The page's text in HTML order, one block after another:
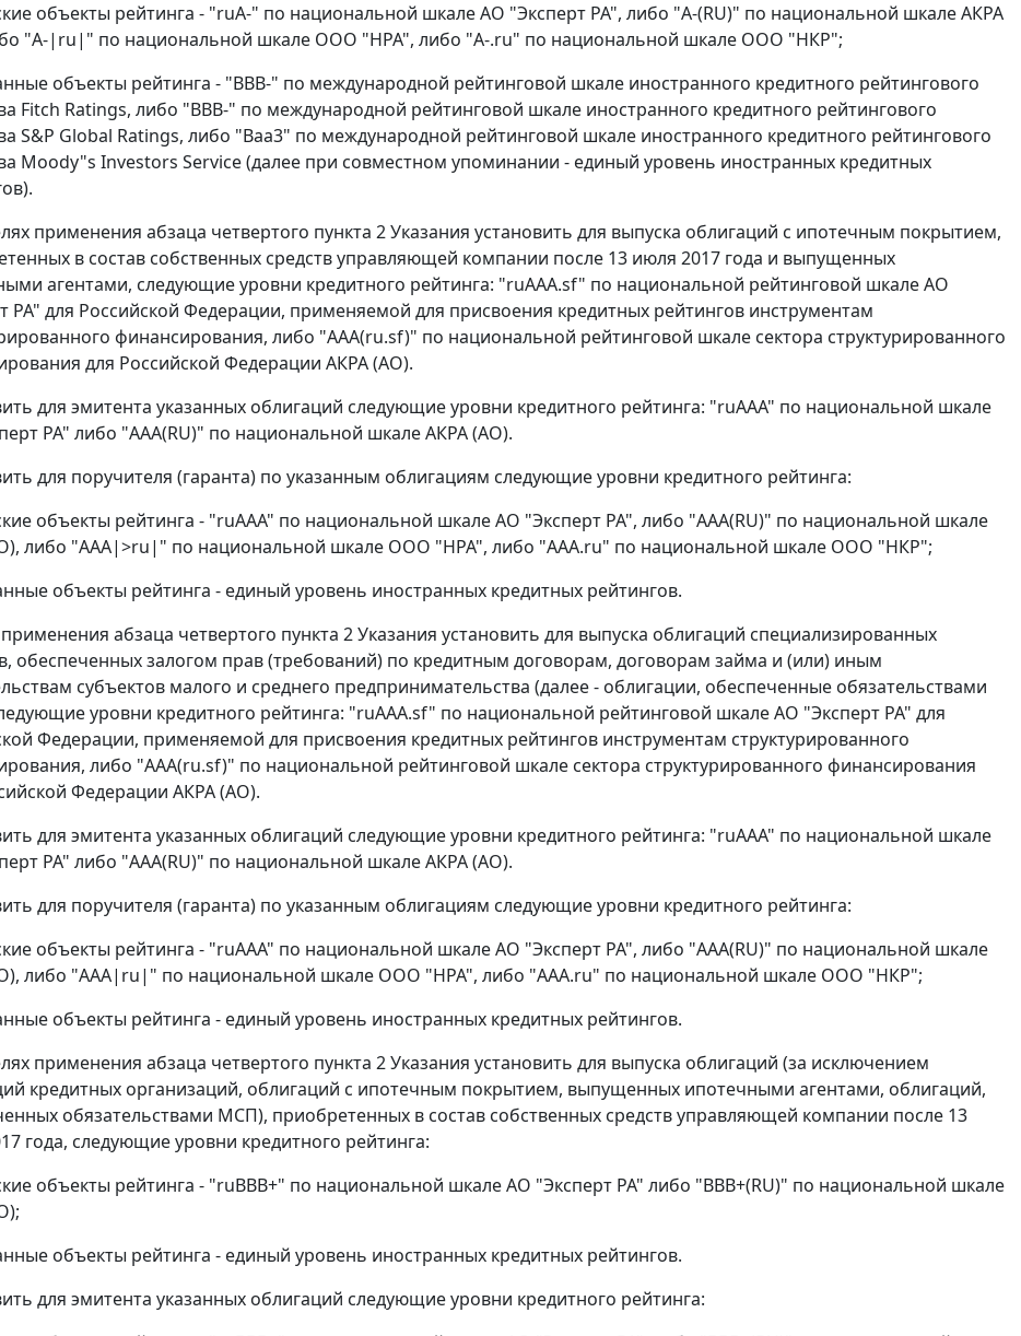
объекты рейтинга - "ruA-" по национальной шкале АО "Эксперт РА", либо "A-(RU)" по национальной шкале АКРА
"A-|ru|" по национальной шкале ООО "НРА", либо "A-.ru" по национальной шкале ООО "НКР";
объекты рейтинга - "BBB-" по международной рейтинговой шкале иностранного кредитного рейтингового
Fitch Ratings, либо "BBB-" по международной рейтинговой шкале иностранного кредитного рейтингового
S&P Global Ratings, либо "Baa3" по международной рейтинговой шкале иностранного кредитного рейтингового
Moody"s Investors Service (далее при совместном упоминании - единый уровень иностранных кредитных
применения абзаца четвертого пункта 2 Указания установить для выпуска облигаций с ипотечным покрытием,
в состав собственных средств управляющей компании после 13 июля 2017 года и выпущенных
агентами, следующие уровни кредитного рейтинга: "ruAAA.sf" по национальной рейтинговой шкале АО
РА" для Российской Федерации, применяемой для присвоения кредитных рейтингов инструментам
финансирования, либо "AAA(ru.sf)" по национальной рейтинговой шкале сектора структурированного
для Российской Федерации АКРА (АО).
для эмитента указанных облигаций следующие уровни кредитного рейтинга: "ruAAA" по национальной шкале
РА" либо "AAA(RU)" по национальной шкале АКРА (АО).
для поручителя (гаранта) по указанным облигациям следующие уровни кредитного рейтинга:
объекты рейтинга - "ruAAA" по национальной шкале АО "Эксперт РА", либо "AAA(RU)" по национальной шкале
либо "AAA|>ru|" по национальной шкале ООО "НРА", либо "AAA.ru" по национальной шкале ООО "НКР";
объекты рейтинга - единый уровень иностранных кредитных рейтингов.
абзаца четвертого пункта 2 Указания установить для выпуска облигаций специализированных
обеспеченных залогом прав (требований) по кредитным договорам, договорам займа и (или) иным
субъектов малого и среднего предпринимательства (далее - облигации, обеспеченные обязательствами
уровни кредитного рейтинга: "ruAAA.sf" по национальной рейтинговой шкале АО "Эксперт РА" для
Федерации, применяемой для присвоения кредитных рейтингов инструментам структурированного
либо "AAA(ru.sf)" по национальной рейтинговой шкале сектора структурированного финансирования
Федерации АКРА (АО).
для эмитента указанных облигаций следующие уровни кредитного рейтинга: "ruAAA" по национальной шкале
РА" либо "AAA(RU)" по национальной шкале АКРА (АО).
для поручителя (гаранта) по указанным облигациям следующие уровни кредитного рейтинга:
объекты рейтинга - "ruAAA" по национальной шкале АО "Эксперт РА", либо "AAA(RU)" по национальной шкале
либо "AAA|ru|" по национальной шкале ООО "НРА", либо "AAA.ru" по национальной шкале ООО "НКР";
объекты рейтинга - единый уровень иностранных кредитных рейтингов.
применения абзаца четвертого пункта 2 Указания установить для выпуска облигаций (за исключением
кредитных организаций, облигаций с ипотечным покрытием, выпущенных ипотечными агентами, облигаций,
обязательствами МСП), приобретенных в состав собственных средств управляющей компании после 13
года, следующие уровни кредитного рейтинга:
объекты рейтинга - "ruBBB+" по национальной шкале АО "Эксперт РА" либо "BBB+(RU)" по национальной шкале
объекты рейтинга - единый уровень иностранных кредитных рейтингов.
для эмитента указанных облигаций следующие уровни кредитного рейтинга: